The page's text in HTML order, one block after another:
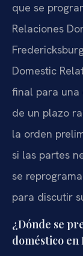
que se
Relaciones
Domestic
final para
de un plazo
la orden
si las partes
se
para discutir
¿Dónde se
doméstico